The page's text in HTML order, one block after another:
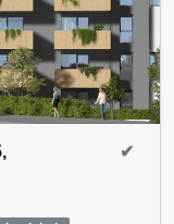
✔